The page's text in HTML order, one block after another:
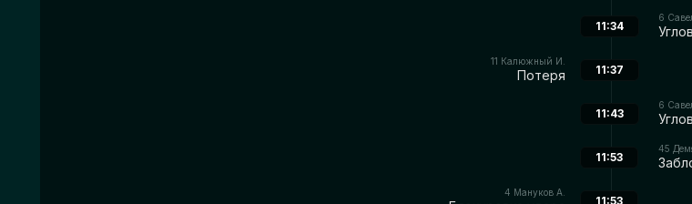
6
11:34
11 Калюжный И.
Потеря 11:37
6
11:43
45
11:53
4 Мануков А.
11:53